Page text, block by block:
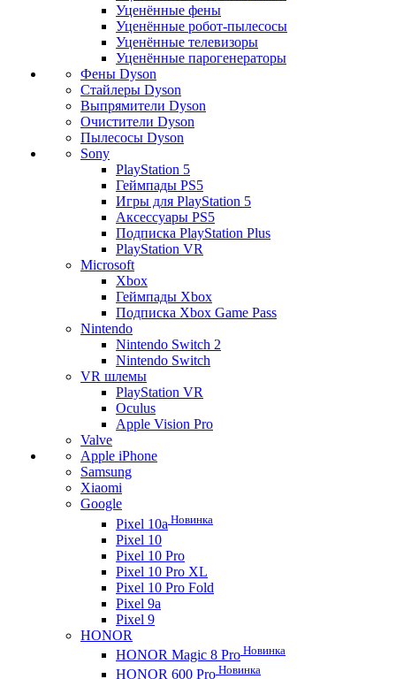
Уценённые фены
Уценённые робот-пылесосы
Уценённые телевизоры
Уценённые парогенераторы
Фены Dyson
Стайлеры Dyson
Выпрямители Dyson
Очистители Dyson
Пылесосы Dyson
Sony
PlayStation 5
Геймпады PS5
Игры для PlayStation 5
Аксессуары PS5
Подписка PlayStation Plus
PlayStation VR
Microsoft
Xbox
Геймпады Xbox
Подписка Xbox Game Pass
Nintendo
Nintendo Switch 2
Nintendo Switch
VR шлемы
PlayStation VR
Oculus
Apple Vision Pro
Valve
Apple iPhone
Samsung
Xiaomi
Google
Pixel 10a Новинка
Pixel 10
Pixel 10 Pro
Pixel 10 Pro XL
Pixel 10 Pro Fold
Pixel 9a
Pixel 9
HONOR
HONOR Magic 8 Pro Новинка
HONOR 600 Pro Новинка